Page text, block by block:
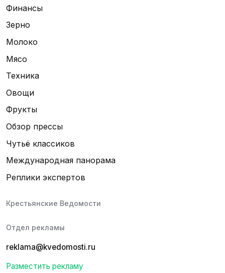
Финансы
Зерно
Молоко
Мясо
Техника
Овощи
Фрукты
Обзор прессы
Чутьё классиков
Международная панорама
Реплики экспертов
Крестьянские Ведомости
Отдел рекламы
reklama@kvedomosti.ru
Разместить рекламу